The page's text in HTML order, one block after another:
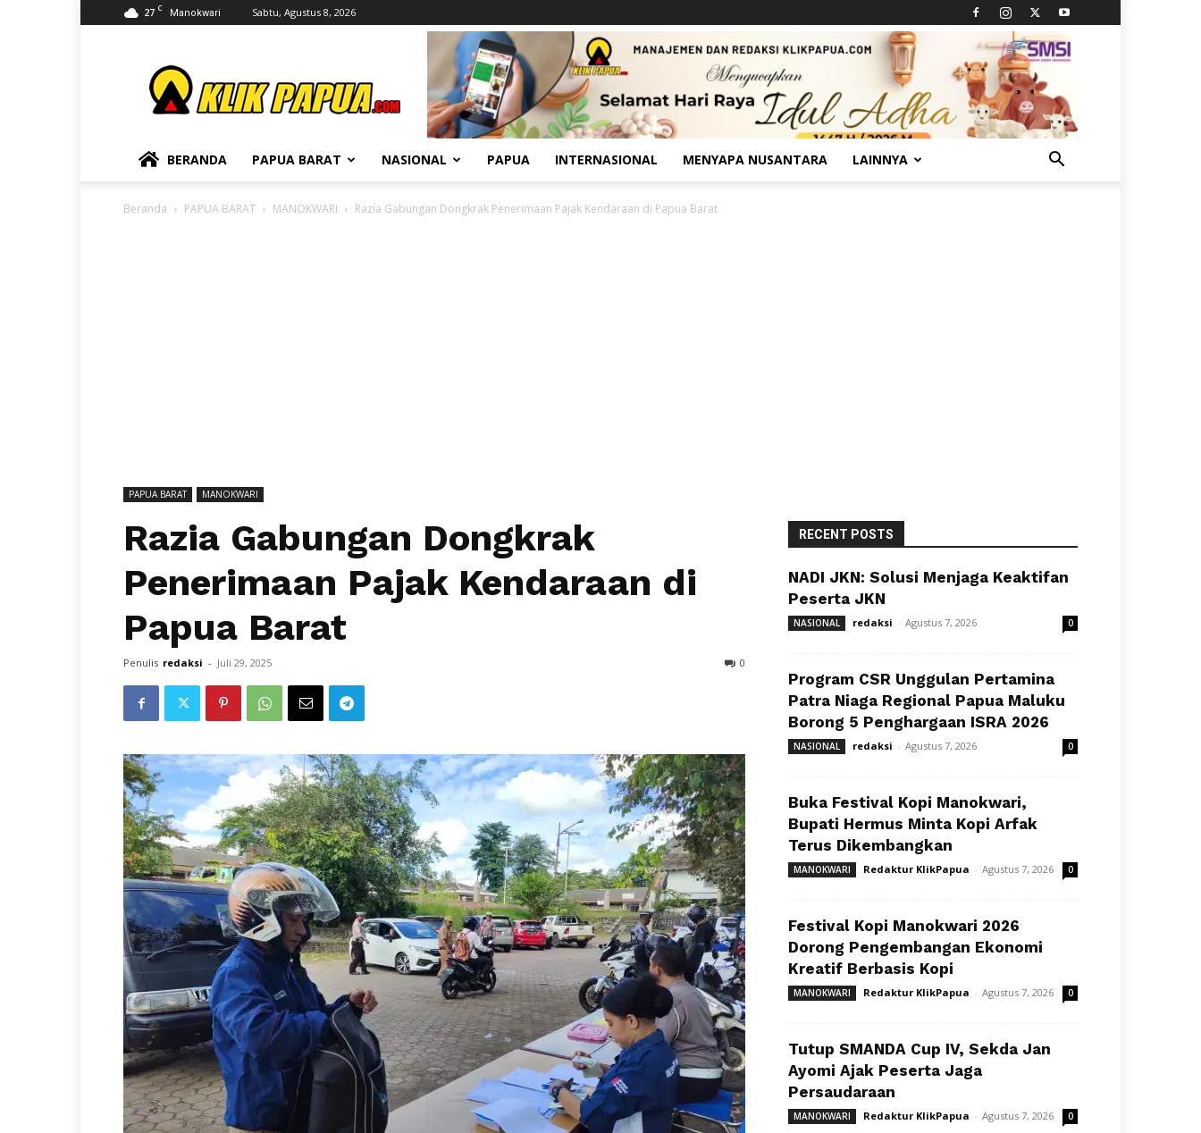
27 C Manokwari Sabtu, Agustus 8, 2026
BERANDA PAPUA BARAT NASIONAL PAPUA INTERNASIONAL MENYAPA NUSANTARA LAINNYA
Beranda PAPUA BARAT MANOKWARI Razia Gabungan Dongkrak Penerimaan Pajak Kendaraan di Papua Barat
PAPUA BARAT MANOKWARI
Razia Gabungan Dongkrak
Penerimaan Pajak Kendaraan di
Papua Barat
Penulis redaksi - Juli 29, 2025 0
RECENT POSTS
NADI JKN: Solusi Menjaga Keaktifan
Peserta JKN
NASIONAL redaksi - Agustus 7, 2026 0
Program CSR Unggulan Pertamina
Patra Niaga Regional Papua Maluku
Borong 5 Penghargaan ISRA 2026
NASIONAL redaksi - Agustus 7, 2026 0
Buka Festival Kopi Manokwari,
Bupati Hermus Minta Kopi Arfak
Terus Dikembangkan
MANOKWARI Redaktur KlikPapua - Agustus 7, 2026 0
Festival Kopi Manokwari 2026
Dorong Pengembangan Ekonomi
Kreatif Berbasis Kopi
MANOKWARI Redaktur KlikPapua - Agustus 7, 2026 0
Tutup SMANDA Cup IV, Sekda Jan
Ayomi Ajak Peserta Jaga
Persaudaraan
MANOKWARI Redaktur KlikPapua - Agustus 7, 2026 0